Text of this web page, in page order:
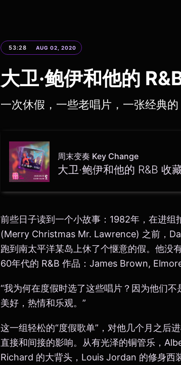
53:28 AUG 02, 2020
大卫·鲍伊和他的
一次休假，一些老唱片，一张经典
周末变奏 Key Change
大卫·鲍伊和他的 R&B 收
前些日子读到一个小故事：1982年，在进组
(Merry Christmas Mr. Lawrence) 之前，
跑到南太平洋某岛上休了个惬意的假。他没
60年代的 R&B 作品：James Brown,
“我为何在度假时选了这些唱片？因为他们
美好，热情和乐观。”
这一组轻松的“度假歌单”，对他几个月之后
直接和间接的影响。从有光泽的铜管乐，
Richard 的大背头，Louis Jordan 的修身西